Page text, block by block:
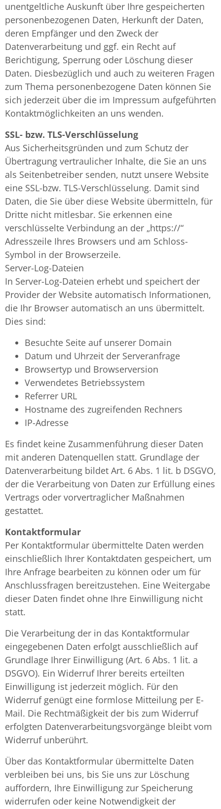
unentgeltliche Auskunft über Ihre gespeicherten
personenbezogenen Daten, Herkunft der Daten,
deren Empfänger und den Zweck der
Datenverarbeitung und ggf. ein Recht auf
Berichtigung, Sperrung oder Löschung dieser
Daten. Diesbezüglich und auch zu weiteren Fragen
zum Thema personenbezogene Daten können Sie
sich jederzeit über die im Impressum aufgeführten
Kontaktmöglichkeiten an uns wenden.
SSL- bzw. TLS-Verschlüsselung
Aus Sicherheitsgründen und zum Schutz der
Übertragung vertraulicher Inhalte, die Sie an uns
als Seitenbetreiber senden, nutzt unsere Website
eine SSL-bzw. TLS-Verschlüsselung. Damit sind
Daten, die Sie über diese Website übermitteln, für
Dritte nicht mitlesbar. Sie erkennen eine
verschlüsselte Verbindung an der „https://“
Adresszeile Ihres Browsers und am Schloss-
Symbol in der Browserzeile.
Server-Log-Dateien
In Server-Log-Dateien erhebt und speichert der
Provider der Website automatisch Informationen,
die Ihr Browser automatisch an uns übermittelt.
Dies sind:
Besuchte Seite auf unserer Domain
Datum und Uhrzeit der Serveranfrage
Browsertyp und Browserversion
Verwendetes Betriebssystem
Referrer URL
Hostname des zugreifenden Rechners
IP-Adresse
Es findet keine Zusammenführung dieser Daten
mit anderen Datenquellen statt. Grundlage der
Datenverarbeitung bildet Art. 6 Abs. 1 lit. b DSGVO,
der die Verarbeitung von Daten zur Erfüllung eines
Vertrags oder vorvertraglicher Maßnahmen
gestattet.
Kontaktformular
Per Kontaktformular übermittelte Daten werden
einschließlich Ihrer Kontaktdaten gespeichert, um
Ihre Anfrage bearbeiten zu können oder um für
Anschlussfragen bereitzustehen. Eine Weitergabe
dieser Daten findet ohne Ihre Einwilligung nicht
statt.
Die Verarbeitung der in das Kontaktformular
eingegebenen Daten erfolgt ausschließlich auf
Grundlage Ihrer Einwilligung (Art. 6 Abs. 1 lit. a
DSGVO). Ein Widerruf Ihrer bereits erteilten
Einwilligung ist jederzeit möglich. Für den
Widerruf genügt eine formlose Mitteilung per E-
Mail. Die Rechtmäßigkeit der bis zum Widerruf
erfolgten Datenverarbeitungsvorgänge bleibt vom
Widerruf unberührt.
Über das Kontaktformular übermittelte Daten
verbleiben bei uns, bis Sie uns zur Löschung
auffordern, Ihre Einwilligung zur Speicherung
widerrufen oder keine Notwendigkeit der